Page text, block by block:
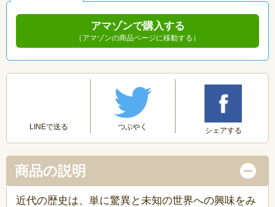
アマゾンで購入する
（アマゾンの商品ページに移動する）
LINEで送る つぶやく シェアする
商品の説明
近代の歴史は、単に驚異と未知の世界への興味をみ